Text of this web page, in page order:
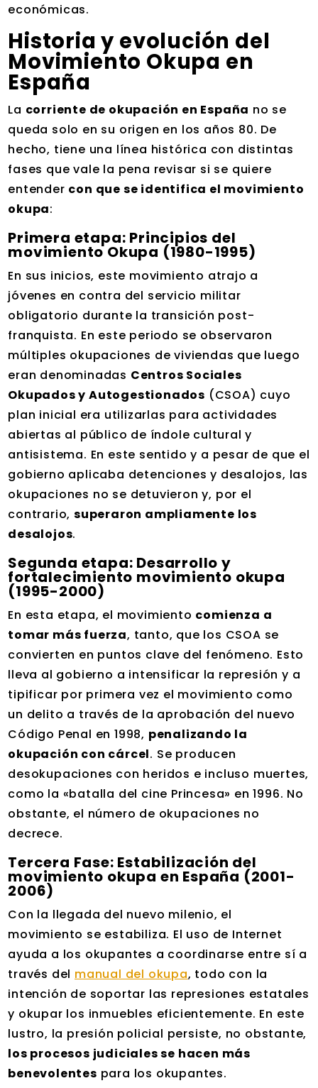
económicas.
Historia y evolución del
Movimiento Okupa en
España
La corriente de okupación en España no se
queda solo en su origen en los años 80. De
hecho, tiene una línea histórica con distintas
fases que vale la pena revisar si se quiere
entender con que se identifica el movimiento
okupa:
Primera etapa: Principios del
movimiento Okupa (1980-1995)
En sus inicios, este movimiento atrajo a
jóvenes en contra del servicio militar
obligatorio durante la transición post-
franquista. En este periodo se observaron
múltiples okupaciones de viviendas que luego
eran denominadas Centros Sociales
Okupados y Autogestionados (CSOA) cuyo
plan inicial era utilizarlas para actividades
abiertas al público de índole cultural y
antisistema. En este sentido y a pesar de que el
gobierno aplicaba detenciones y desalojos, las
okupaciones no se detuvieron y, por el
contrario,superaron ampliamente los
desalojos.
Segunda etapa: Desarrollo y
fortalecimiento movimiento okupa
(1995-2000)
En esta etapa, el movimiento comienza a
tomar más fuerza, tanto, que los CSOA se
convierten en puntos clave del fenómeno. Esto
lleva al gobierno a intensificar la represión y a
tipificar por primera vez el movimiento como
un delito a través de la aprobación del nuevo
Código Penal en 1998, penalizando la
okupación con cárcel. Se producen
desokupaciones con heridos e incluso muertes,
como la «batalla del cine Princesa» en 1996. No
obstante, el número de okupaciones no
decrece.
Tercera Fase: Estabilización del
movimiento okupa en España (2001-
2006)
Con la llegada del nuevo milenio, el
movimiento se estabiliza. El uso de Internet
ayuda a los okupantes a coordinarse entre sí a
través del manual del okupa, todo con la
intención de soportar las represiones estatales
y okupar los inmuebles eficientemente. En este
lustro, la presión policial persiste, no obstante,
los procesos judiciales se hacen más
benevolentes para los okupantes.